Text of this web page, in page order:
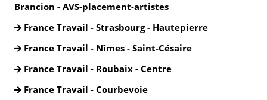
Brancion - AVS-placement-artistes
France Travail - Strasbourg - Hautepierre
France Travail - Nîmes - Saint-Césaire
France Travail - Roubaix - Centre
France Travail - Courbevoie